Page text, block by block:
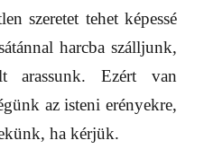
szeretet tehet képessé
harcba szálljunk,
arassunk. Ezért van
az isteni erényekre,
ha kérjük.